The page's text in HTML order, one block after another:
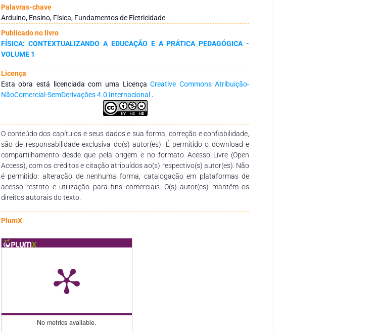
ativa, se apresenta como uma possibilidade de mudança de paradigma, onde o
aluno passa a ser o protagonista e participante ativo, trazendo vários
benefícios. Assim a proposta deste trabalho é realizar a aplicação de aulas com
metodologia ativa com o auxílio da placa Arduino para ensino da Física com
alunos do ensino médio, e posteriormente fazer uma avaliação com uma
pesquisa qualitativa/quantitativa. Os resultados obtidos são satisfatórios, e
destaca-se que 99% dos alunos recomendam mais aulas como está nas
disciplinas de Física, e 100% dos alunos avaliaram a metodologia ativa com um
bom potencial em relação a metodologia tradicional.
Palavras-chave
Arduino, Ensino, Física, Fundamentos de Eletricidade
Publicado no livro
FÍSICA: CONTEXTUALIZANDO A EDUCAÇÃO E A PRÁTICA PEDAGÓGICA -
VOLUME 1
Licença
Esta obra está licenciada com uma LicençaCreative Commons Atribuição-
NãoComercial-SemDerivações 4.0 Internacional .
O conteúdo dos capítulos e seus dados e sua forma, correção e confiabilidade,
são de responsabilidade exclusiva do(s) autor(es). É permitido o download e
compartilhamento desde que pela origem e no formato Acesso Livre (Open
Access), com os créditos e citação atribuídos ao(s) respectivo(s) autor(es). Não
é permitido: alteração de nenhuma forma, catalogação em plataformas de
acesso restrito e utilização para fins comerciais. O(s) autor(es) mantêm os
direitos autorais do texto.
PlumX
No metrics available.